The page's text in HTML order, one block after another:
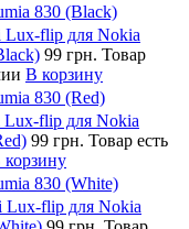
830 (Black)
Lux-flip для Nokia
99 грн. Товар
В корзину
830 (Red)
Lux-flip для Nokia
99 грн. Товар есть
830 (White)
Lux-flip для Nokia